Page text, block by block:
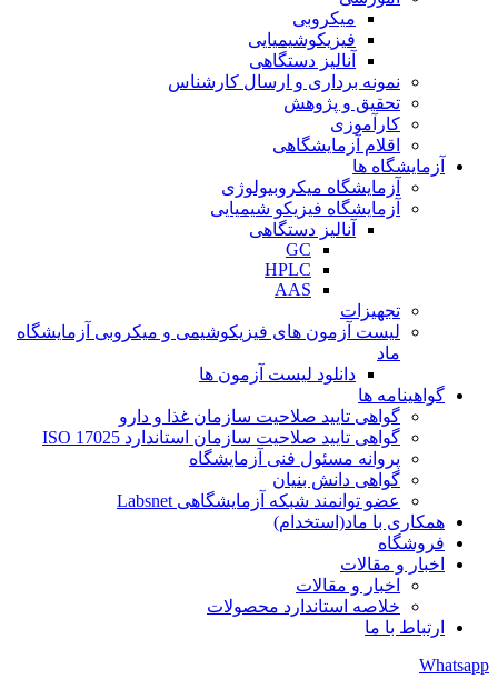
میکروبی
فیزیکوشیمیایی
آنالیز دستگاهی
نمونه برداری و ارسال کارشناس
تحقیق و پژوهش
کارآموزی
اقلام آزمایشگاهی
آزمایشگاه ها
آزمایشگاه میکروبیولوژی
آزمایشگاه فیزیکو شیمیایی
آنالیز دستگاهی
GC
HPLC
AAS
تجهیزات
لیست آزمون های فیزیکوشیمی و میکروبی آزمایشگاه
ماد
دانلود لیست آزمون ها
گواهینامه ها
گواهی تایید صلاحیت سازمان غذا و دارو
گواهی تایید صلاحیت سازمان استاندارد ISO 17025
پروانه مسئول فنی آزمایشگاه
گواهی دانش بنیان
عضو توانمند شبکه آزمایشگاهی Labsnet
همکاری با ماد(استخدام)
فروشگاه
اخبار و مقالات
اخبار و مقالات
خلاصه استاندارد محصولات
ارتباط با ما
Whatsapp